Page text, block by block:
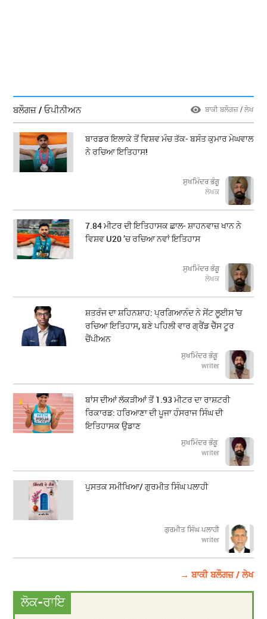
ਬਲੌਗਜ਼ / ਓਪੀਨੀਅਨ ਬਾਕੀ ਬਲੌਗਜ਼ / ਲੇਖ
ਬਾਰਡਰ ਇਲਾਕੇ ਤੋਂ ਵਿਸ਼ਵ ਮੰਚ ਤੱਕ- ਬਸੰਤ ਕੁਮਾਰ ਮੇਘਵਾਲ
ਨੇ ਰਚਿਆ ਇਤਿਹਾਸ!
ਸੁਖਮਿੰਦਰ ਭੰਗੂ
ਲੇਖਕ
7.84 ਮੀਟਰ ਦੀ ਇਤਿਹਾਸਕ ਛਾਲ- ਸ਼ਾਹਨਵਾਜ਼ ਖਾਨ ਨੇ
ਵਿਸ਼ਵ U20 ’ਚ ਰਚਿਆ ਨਵਾਂ ਇਤਿਹਾਸ
ਸੁਖਮਿੰਦਰ ਭੰਗੂ
ਲੇਖਕ
ਸ਼ਤਰੰਜ ਦਾ ਸ਼ਹਿਨਸ਼ਾਹ: ਪ੍ਰਗਿਆਨੰਦ ਨੇ ਸੇਂਟ ਲੂਈਸ 'ਚ
ਰਚਿਆ ਇਤਿਹਾਸ, ਬਣੇ ਪਹਿਲੀ ਵਾਰ ਗ੍ਰੈਂਡ ਚੈੱਸ ਟੂਰ
ਚੈਂਪੀਅਨ
ਸੁਖਮਿੰਦਰ ਭੰਗੂ
writer
ਬਾਂਸ ਦੀਆਂ ਲੱਕੜੀਆਂ ਤੋਂ 1.93 ਮੀਟਰ ਦਾ ਰਾਸ਼ਟਰੀ
ਰਿਕਾਰਡ: ਹਰਿਆਣਾ ਦੀ ਪੂਜਾ ਹੰਸਰਾਜ ਸਿੰਘ ਦੀ
ਇਤਿਹਾਸਕ ਉਡਾਣ
ਸੁਖਮਿੰਦਰ ਭੰਗੂ
writer
ਪੁਸਤਕ ਸਮੀਖਿਆ/ ਗੁਰਮੀਤ ਸਿੰਘ ਪਲਾਹੀ
ਗੁਰਮੀਤ ਸਿੰਘ ਪਲਾਹੀ
writer
→ ਬਾਕੀ ਬਲੌਗਜ਼ / ਲੇਖ
ਲੋਕ-ਰਾਇ